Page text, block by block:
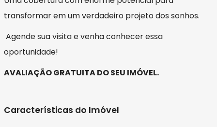
transformar em um verdadeiro projeto dos sonhos.
Agende sua visita e venha conhecer essa
oportunidade!
AVALIAÇÃO GRATUITA DO SEU IMÓVEL.
Características do Imóvel